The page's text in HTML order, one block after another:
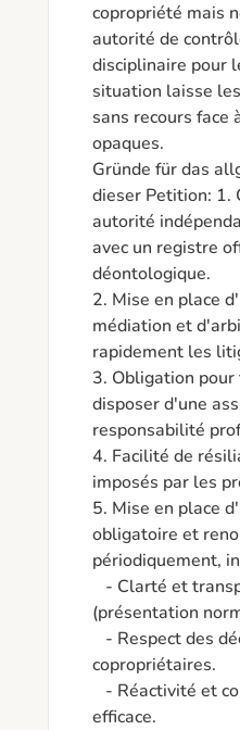
copropriété mais
autorité de
disciplinaire pour
situation laisse
sans recours face
opaques.
Gründe für das
dieser Petition: 1.
autorité
avec un registre
déontologique.
2. Mise en place
médiation et
rapidement les
3. Obligation pour
disposer d'une
responsabilité
4. Facilité de
imposés par les
5. Mise en place
obligatoire et
périodiquement,
(présentation
copropriétaires.
efficace.